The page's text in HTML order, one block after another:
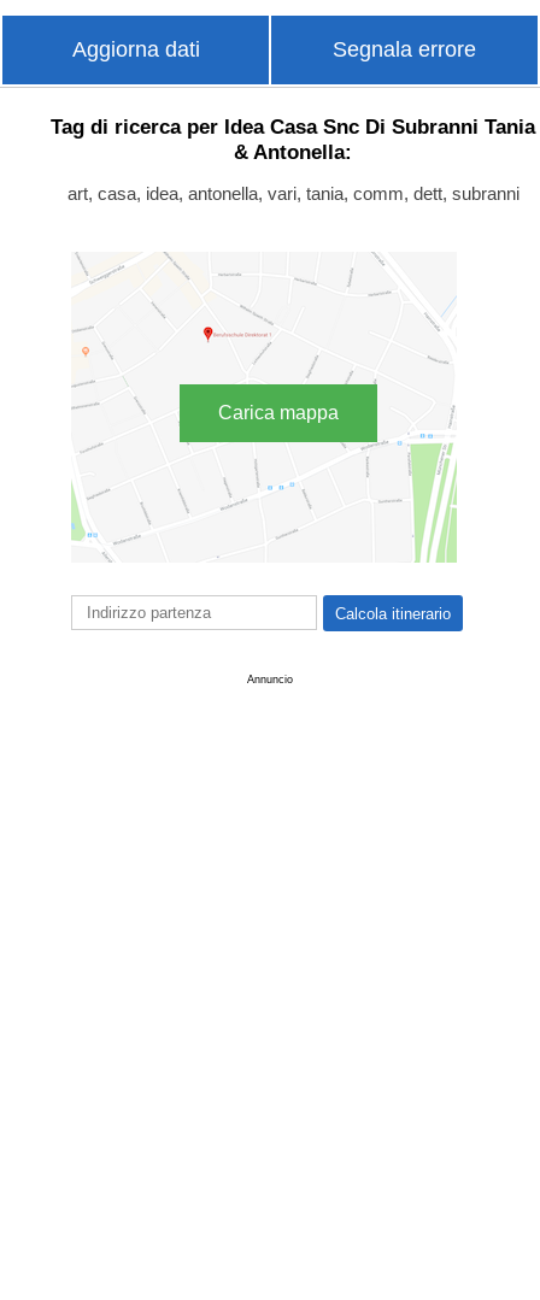
Aggiorna dati Segnala errore
Tag di ricerca per Idea Casa Snc Di Subranni Tania
& Antonella:
art, casa, idea, antonella, vari, tania, comm, dett, subranni
Carica mappa
Annuncio